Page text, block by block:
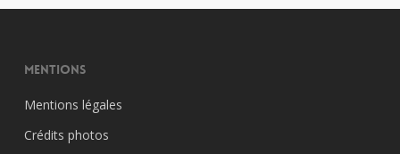
Mentions
Mentions légales
Crédits photos